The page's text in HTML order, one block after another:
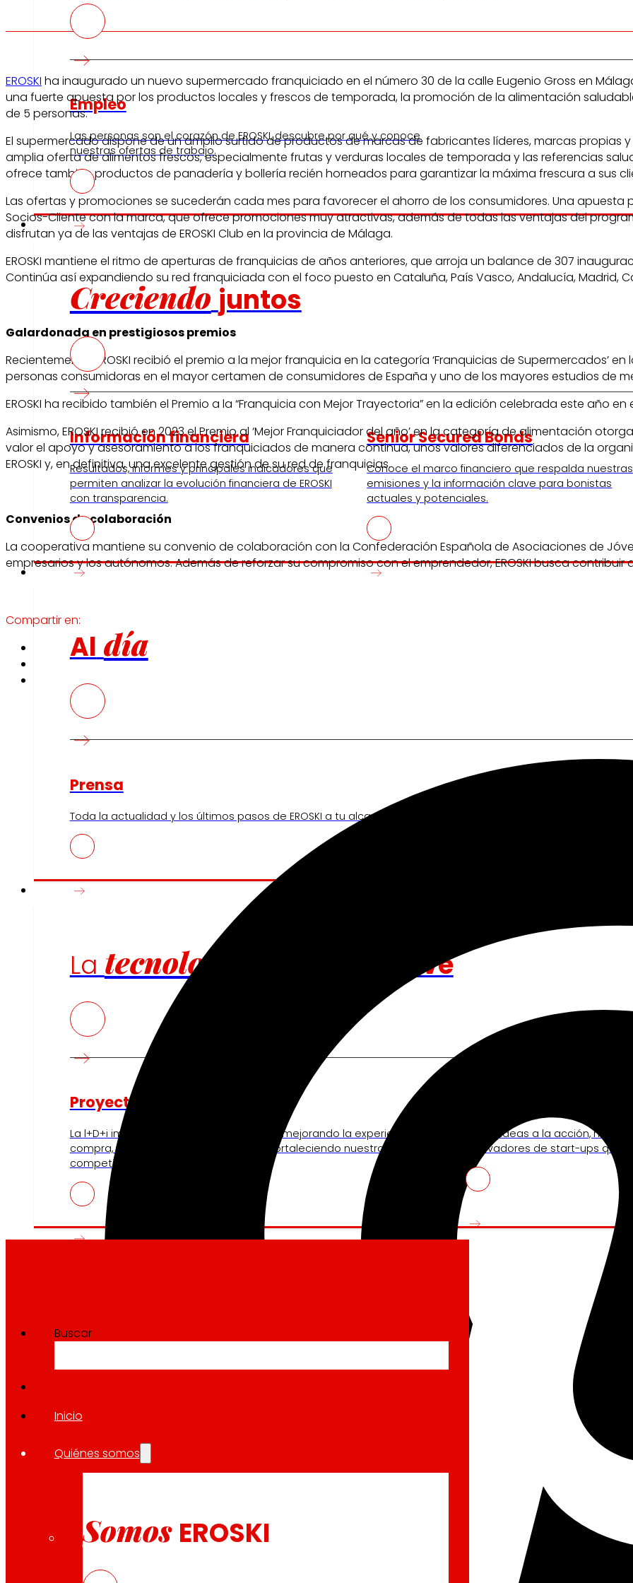
Empleo
Las personas son el corazón de EROSKI, descubre por qué y conoce
nuestras ofertas de trabajo.
Inversores
Creciendo juntos
Información financiera
Resultados, informes y principales indicadores que
permiten analizar la evolución financiera de EROSKI
con transparencia.
Senior Secured Bonds
Conoce el marco financiero que respalda nuestras
emisiones y la información clave para bonistas
actuales y potenciales.
Prensa
Al día
Prensa
Toda la actualidad y los últimos pasos de EROSKI a tu alcance.
Innovación
La tecnología nos mueve
Proyectos de innovación
La l+D+i impulsa nuestra transformación, mejorando la experiencia de
compra, reforzando la sostenibilidad y fortaleciendo nuestra
competitividad.
De las ideas a la acción,
innovadores de start-ups que
Buscar
Inicio
Quiénes somos
Somos EROSKI
EROSKI ha inaugurado un nuevo supermercado franquiciado en el número 30 de la calle Eugenio Gross en
una fuerte apuesta por los productos locales y frescos de temporada, la promoción de la alimentación
de 5 personas.
El supermercado dispone de un amplio surtido de productos de marcas de fabricantes líderes, marcas
amplia oferta de alimentos frescos, especialmente frutas y verduras locales de temporada y las referencias
ofrece también productos de panadería y bollería recién horneados para garantizar la máxima frescura a sus
Las ofertas y promociones se sucederán cada mes para favorecer el ahorro de los consumidores. Una apuesta
Socios-Cliente con la marca, que ofrece promociones muy atractivas, además de todas las ventajas del
disfrutan ya de las ventajas de EROSKI Club en la provincia de Málaga.
EROSKI mantiene el ritmo de aperturas de franquicias de años anteriores, que arroja un balance de 307
Continúa así expandiendo su red franquiciada con el foco puesto en Cataluña, País Vasco, Andalucía, Madrid,
Galardonada en prestigiosos premios
Recientemente, EROSKI recibió el premio a la mejor franquicia en la categoría ‘Franquicias de Supermercados’
personas consumidoras en el mayor certamen de consumidores de España y uno de los mayores estudios de
EROSKI ha recibido también el Premio a la “Franquicia con Mejor Trayectoria” en la edición celebrada este año
Asimismo, EROSKI recibió en 2023 el Premio al ‘Mejor Franquiciador del año’ en la categoría de alimentación
valor el apoyo y asesoramiento a los franquiciados de manera continua, unos valores diferenciados de la
EROSKI y, en definitiva, una excelente gestión de su red de franquicias.
Convenios de colaboración
La cooperativa mantiene su convenio de colaboración con la Confederación Española de Asociaciones de
empresarios y los autónomos. Además de reforzar su compromiso con el emprendedor, EROSKI busca
Compartir en: